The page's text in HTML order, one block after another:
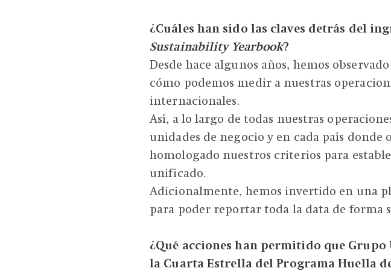
¿Cuáles han sido las claves detrás del
Sustainability Yearbook?
Desde hace algunos años, hemos
cómo podemos medir a nuestras
internacionales.
Así, a lo largo de todas nuestras
unidades de negocio y en cada país donde
homologado nuestros criterios para
unificado.
Adicionalmente, hemos invertido en una
para poder reportar toda la data de forma
¿Qué acciones han permitido que Grupo
la Cuarta Estrella del Programa Huella